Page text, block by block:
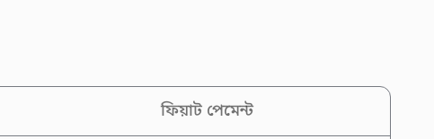
ফিয়াট পেমেন্ট